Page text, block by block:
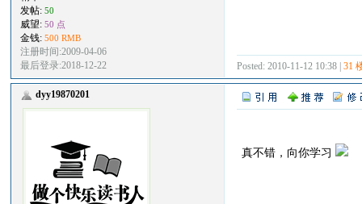
发帖:50
威望:50 点
金钱:500 RMB
注册时间:2009-04-06
最后登录:2018-12-22
Posted: 2010-11-12 10:38 |31
dyy19870201
真不错，向你学习